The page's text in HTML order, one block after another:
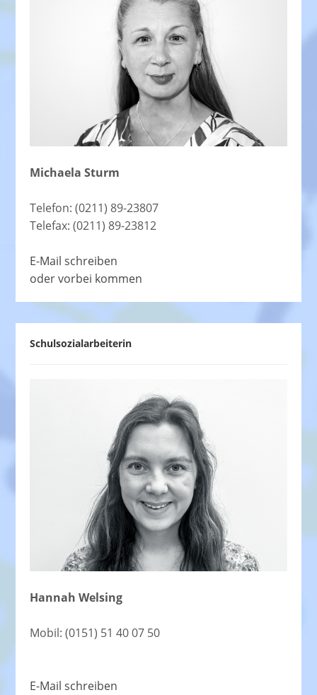
Michaela Sturm
Telefon: (0211) 89-23807
Telefax: (0211) 89-23812
E-Mail schreiben
oder vorbei kommen
Schulsozialarbeiterin
Hannah Welsing
Mobil: (0151) 51 40 07 50
E-Mail schreiben